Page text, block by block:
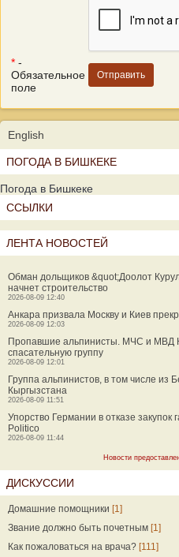
* -
Обязательное
поле
English
ПОГОДА В БИШКЕКЕ
Погода в Бишкеке
ССЫЛКИ
ЛЕНТА НОВОСТЕЙ
Обман дольщиков &quot;Доолот
начнет строительство
2026-08-09 12:40
Анкара призвала Москву и Киев
2026-08-09 12:03
Пропавшие альпинисты. МЧС и МВД
спасательную группу
2026-08-09 12:01
Группа альпинистов, в том числе из
Кыргызстана
2026-08-09 11:51
Упорство Германии в отказе
Politico
2026-08-09 11:44
Новости
ДИСКУССИИ
Домашние помощники [1]
Звание должно быть почетным [1]
Как пожаловаться на врача? [111]